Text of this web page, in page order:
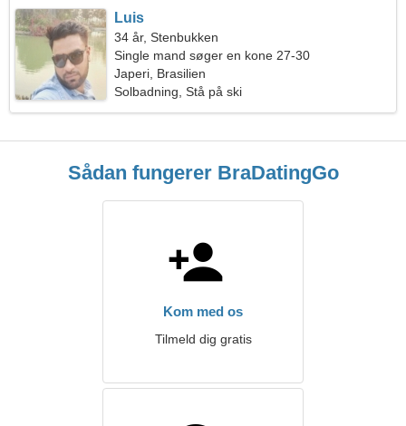
Luis
34 år, Stenbukken
Single mand søger en kone 27-30
Japeri, Brasilien
Solbadning, Stå på ski
Sådan fungerer BraDatingGo
Kom med os
Tilmeld dig gratis